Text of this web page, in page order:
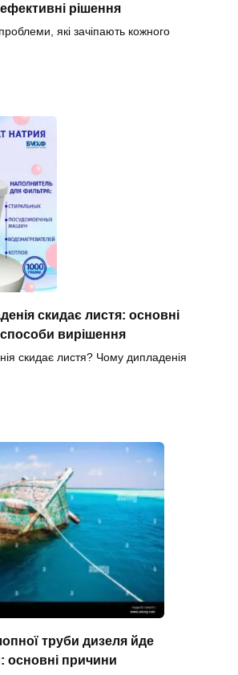
рішення
які зачіпають кожного
скидає листя: основні
вирішення
скидає листя? Чому дипладенія
труби дизеля йде
основні причини